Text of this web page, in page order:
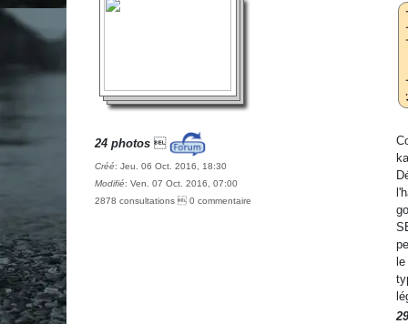
24 photos
Créé: Jeu. 06 Oct. 2016, 18:30
Modifié: Ven. 07 Oct. 2016, 07:00
2878 consultations  0 commentaire
le